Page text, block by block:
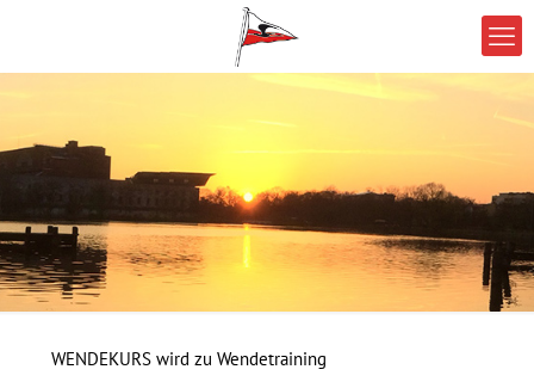
WENDEKURS wird zu Wendetraining